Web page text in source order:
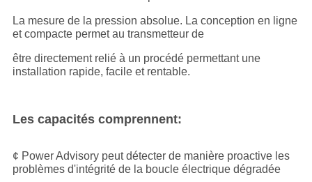
La mesure de la pression absolue. La conception en ligne
et compacte permet au transmetteur de
être directement relié à un procédé permettant une
installation rapide, facile et rentable.
Les capacités comprennent:
¢ Power Advisory peut détecter de manière proactive les
problèmes d'intégrité de la boucle électrique dégradée